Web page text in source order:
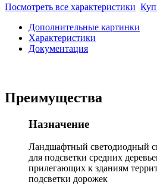
Посмотреть все характеристики
Дополнительные картинки
Характеристики
Документация
Преимущества
Назначение
Ландшафтный светодиодный
для подсветки средних
прилегающих к зданиям
подсветки дорожек